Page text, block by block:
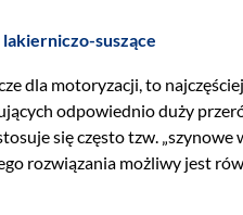
suszące
dla motoryzacji, to
odpowiednio duży
się często tzw.
rozwiązania możliwy jest